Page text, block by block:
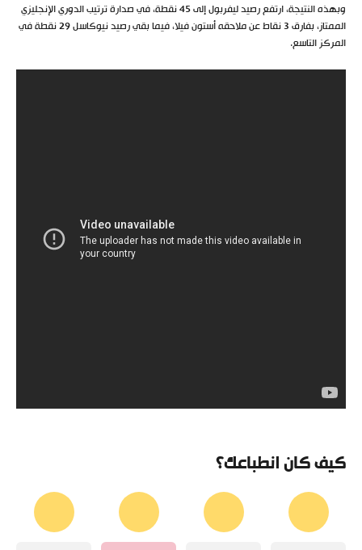
وبهذه النتيجة، ارتفع رصيد ليفربول إلى 45 نقطة، في صدارة ترتيب الدوري الإنجليزي
الممتاز، بفارق 3 نقاط عن ملاحقه أستون فيلا، فيما بقي رصيد نيوكاسل 29 نقطة في
المركز التاسع.
كيف كان انطباعك؟